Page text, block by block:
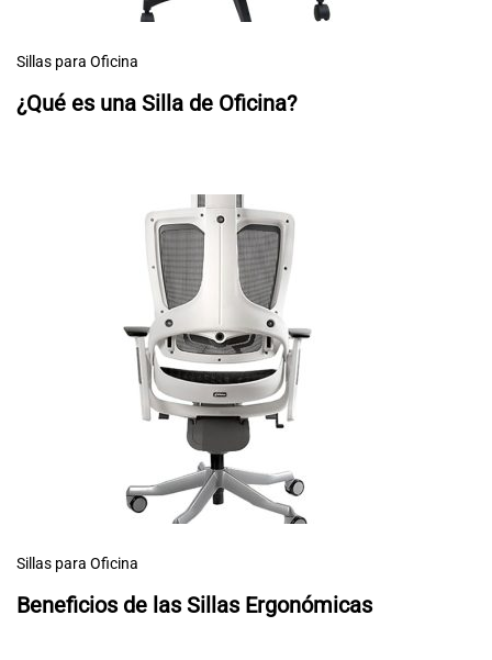
Sillas para Oficina
¿Qué es una Silla de Oficina?
Sillas para Oficina
Beneficios de las Sillas Ergonómicas